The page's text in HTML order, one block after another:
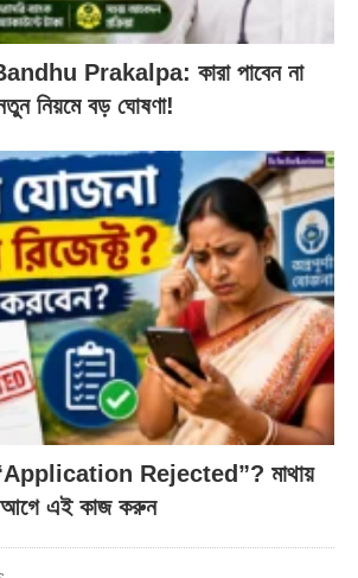
Prakalpa: কারা পাবেন না
নিয়মে বড় ঘোষণা!
“Application Rejected”? মাথায়
আগে এই কাজ করুন